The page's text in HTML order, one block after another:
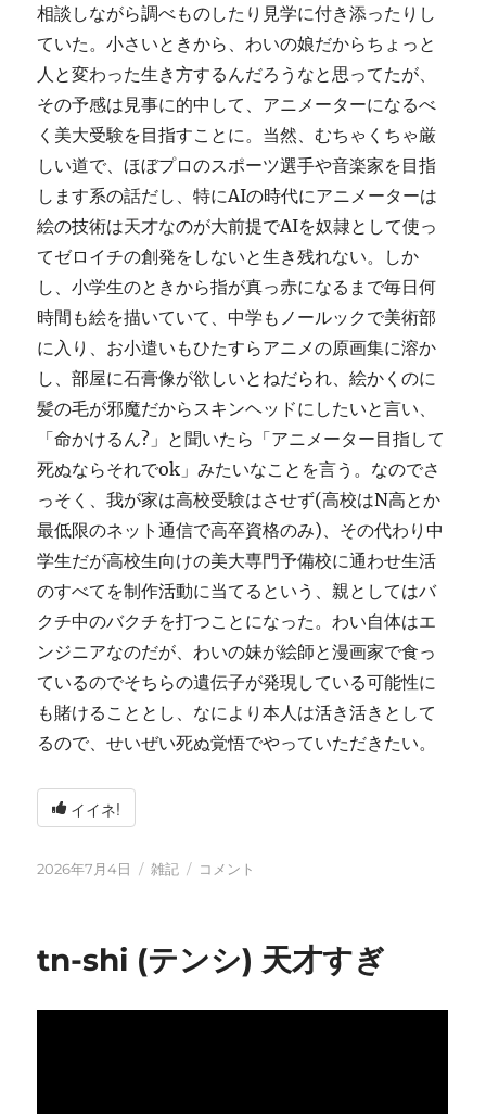
相談しながら調べものしたり見学に付き添ったりし
ていた。小さいときから、わいの娘だからちょっと
人と変わった生き方するんだろうなと思ってたが、
その予感は見事に的中して、アニメーターになるべ
く美大受験を目指すことに。当然、むちゃくちゃ厳
しい道で、ほぼプロのスポーツ選手や音楽家を目指
します系の話だし、特にAIの時代にアニメーターは
絵の技術は天才なのが大前提でAIを奴隷として使っ
てゼロイチの創発をしないと生き残れない。しか
し、小学生のときから指が真っ赤になるまで毎日何
時間も絵を描いていて、中学もノールックで美術部
に入り、お小遣いもひたすらアニメの原画集に溶か
し、部屋に石膏像が欲しいとねだられ、絵かくのに
髪の毛が邪魔だからスキンヘッドにしたいと言い、
「命かけるん?」と聞いたら「アニメーター目指して
死ぬならそれでok」みたいなことを言う。なのでさ
っそく、我が家は高校受験はさせず(高校はN高とか
最低限のネット通信で高卒資格のみ)、その代わり中
学生だが高校生向けの美大専門予備校に通わせ生活
のすべてを制作活動に当てるという、親としてはバ
クチ中のバクチを打つことになった。わい自体はエ
ンジニアなのだが、わいの妹が絵師と漫画家で食っ
ているのでそちらの遺伝子が発現している可能性に
も賭けることとし、なにより本人は活き活きとして
るので、せいぜい死ぬ覚悟でやっていただきたい。
イイネ!
投
2026年7月4日
カ
ー
雑記
い
と
コメント
tn-shi (テンシ) 天才すぎ